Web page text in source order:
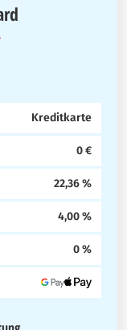
Kreditkarte
0 €
22,36 %
4,00 %
0 %